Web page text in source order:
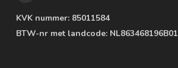
KVK nummer: 85011584
BTW-nr met landcode: NL863468196B01